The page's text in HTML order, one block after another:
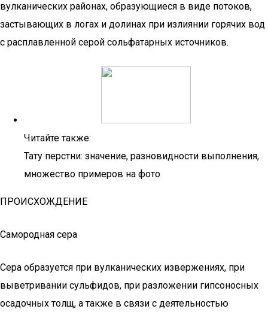
вулканических районах, образующиеся в виде потоков,
застывающих в логах и долинах при излиянии горячих вод
с расплавленной серой сольфатарных источников.
Читайте также:
Тату перстни: значение, разновидности выполнения,
множество примеров на фото
ПРОИСХОЖДЕНИЕ
Самородная сера
Сера образуется при вулканических извержениях, при
выветривании сульфидов, при разложении гипсоносных
осадочных толщ, а также в связи с деятельностью